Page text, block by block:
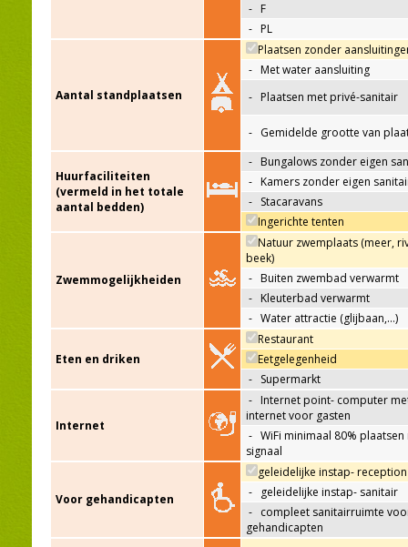
- F
- PL
Aantal standplaatsen
Plaatsen zonder
- Met water aansluiting
- Plaatsen met privé-sanitair
- Gemidelde grootte van
Huurfaciliteiten
(vermeld in het totale
aantal bedden)
- Bungalows zonder eigen
- Kamers zonder eigen
- Stacaravans
Ingerichte tenten
Zwemmogelijkheiden
Natuur zwemplaats (meer,
beek)
- Buiten zwembad verwarmt
- Kleuterbad verwarmt
- Water attractie (glijbaan,…)
Eten en driken
Restaurant
Eetgelegenheid
- Supermarkt
Internet
- Internet point- computer
internet voor gasten
- WiFi minimaal 80% plaatsen
signaal
Voor gehandicapten
geleidelijke instap- reception
-
geleidelijke instap- sanitair
- compleet sanitairruimte
gehandicapten